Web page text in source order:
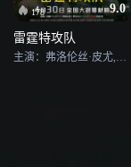
178 9.0
雷霆特攻队